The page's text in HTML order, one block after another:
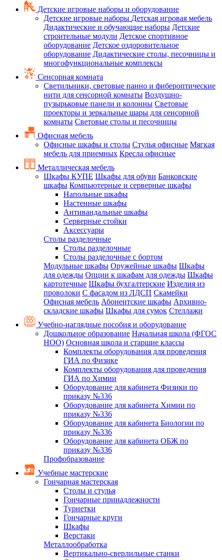
Детские игровые наборы и оборудование
Детские игровые наборы Детская игровая мебель
Дидактические и обучающие наборы Детские
строительные модули Детское спортивное
оборудование Детское оздоровительное
оборудование Дидактические столы, песочницы и
многофункциональные комплексы
Сенсорная комната
Светильники, световые панно и фибероптические
нити для сенсорной комнаты Воздушно-
пузырьковые панели и колонны Световые
проекторы и зеркальные шары для сенсорной
комнаты Световые столы и песочницы
Офисная мебель
Офисные шкафы и столы Стулья офисные Мягкая
мебель для приемных Кресла офисные
Металлическая мебель
Шкафы КУПЕ Шкафы для обуви Банковские
шкафы Компьютерные и серверные шкафы
Напольные шкафы
Настенные шкафы
Антивандальные шкафы
Серверные стойки
Аксессуары
Столы разделочные
Столы разделочные
Столы разделочные с бортом
Модульные шкафы Оружейные шкафы Шкафы
для одежды Опции к шкафам для одежды Шкафы
картотечные Шкафы бухгалтерские Изделия из
проволоки С фасадом из ЛДСП Скамейки
Офисная мебель Абонентские шкафы Архивно-
складские шкафы Шкафы для сумок Стеллажи
Учебно-наглядные пособия и оборудование
Дошкольное образование Начальная школа (ФГОС
НОО) Основная школа и старшие классы
Комплекты оборудования для проведения
ГИА по Физике
Комплекты оборудования для проведения
ГИА по Химии
Оборудование для кабинета Физики по
приказу №336
Оборудование для кабинета Химии по
приказу №336
Оборудование для кабинета Биологии по
приказу №336
Оборудование для кабинета ОБЖ по
приказу №336
Профобразование
Учебные мастерские
Гончарная мастерская
Столы и стулья
Гончарные принадлежности
Турнетки
Гончарные круги
Шкафы
Верстаки
Металлообработка
Вертикально-сверлильные станки